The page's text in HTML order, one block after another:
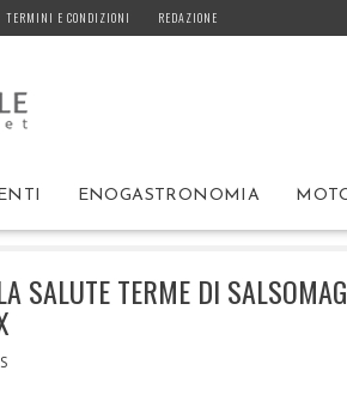
TERMINI E CONDIZIONI REDAZIONE
ENOGASTRONOMIA
THERMAE IL TEMPIO DELLA SALUTE
SALUTE TERME DI